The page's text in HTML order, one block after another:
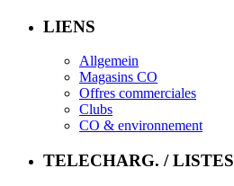
LIENS
Allgemein
Magasins CO
Offres commerciales
Clubs
CO & environnement
TELECHARG. / LISTES